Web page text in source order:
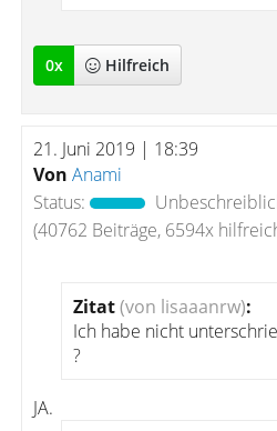
0x Hilfreich
21. Juni 2019 | 18:39
Von Anami
Status:
(40762 Beiträge, 6594x
Zitat(von lisaaanrw):
Ich habe nicht
?
JA.